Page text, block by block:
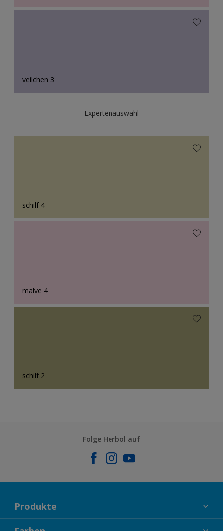
veilchen 3
Expertenauswahl
schilf 4
malve 4
schilf 2
Folge Herbol auf
Produkte
FASSADENFARBEN